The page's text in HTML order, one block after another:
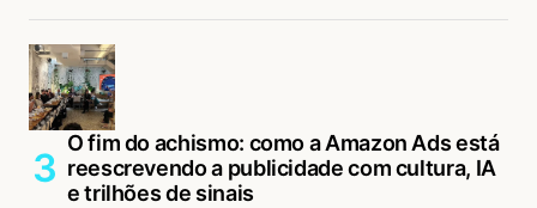
O fim do achismo: como a Amazon Ads está
reescrevendo a publicidade com cultura, IA
e trilhões de sinais